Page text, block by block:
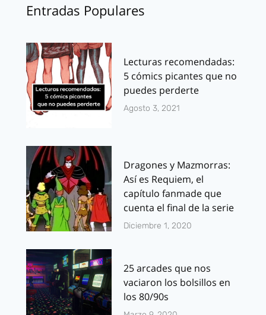
Entradas Populares
Lecturas recomendadas:
5 cómics picantes que no
puedes perderte
Agosto 3, 2021
Dragones y Mazmorras:
Así es Requiem, el
capítulo fanmade que
cuenta el final de la serie
Diciembre 1, 2020
25 arcades que nos
vaciaron los bolsillos en
los 80/90s